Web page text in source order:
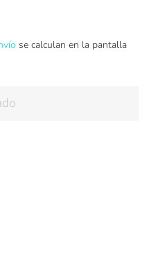
se calculan en la pantalla